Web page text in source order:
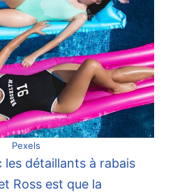
Pexels
les détaillants à rabais
Ross est que la